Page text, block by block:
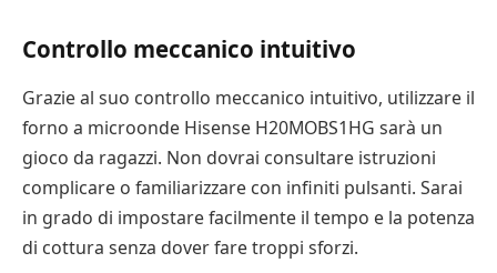
Controllo meccanico intuitivo
Grazie al suo controllo meccanico intuitivo, utilizzare il
forno a microonde Hisense H20MOBS1HG sarà un
gioco da ragazzi. Non dovrai consultare istruzioni
complicare o familiarizzare con infiniti pulsanti. Sarai
in grado di impostare facilmente il tempo e la potenza
di cottura senza dover fare troppi sforzi.